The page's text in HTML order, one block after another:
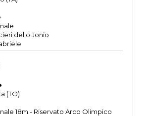
dello Jonio
(TO)
18m - Riservato Arco Olimpico